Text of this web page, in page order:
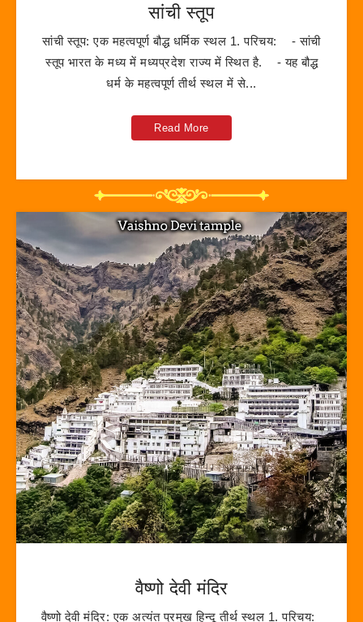
सांची स्तूप
सांची स्तूप: एक महत्वपूर्ण बौद्ध धर्मिक स्थल 1. परिचय: - सांची
स्तूप भारत के मध्य में मध्यप्रदेश राज्य में स्थित है. - यह बौद्ध
धर्म के महत्वपूर्ण तीर्थ स्थल में से...
Read More
वैष्णो देवी मंदिर
वैष्णो देवी मंदिर: एक अत्यंत प्रमुख हिन्दू तीर्थ स्थल 1. परिचय: